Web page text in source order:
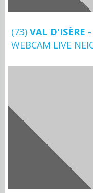
(73) VAL D'ISÈRE
WEBCAM LIVE